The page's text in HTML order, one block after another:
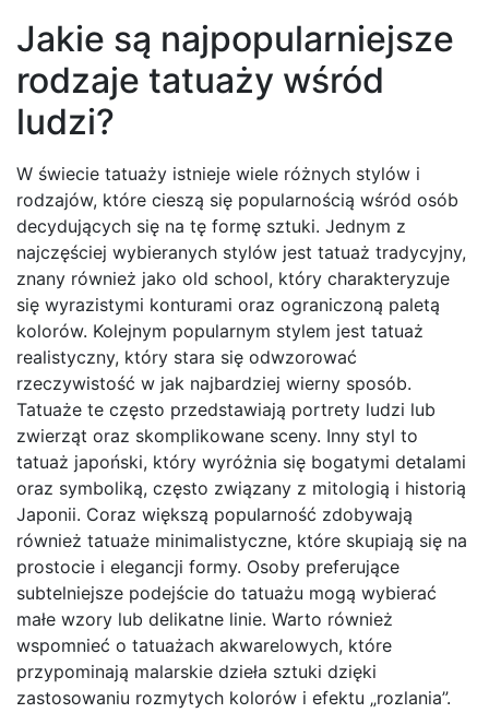
Jakie są najpopularniejsze
rodzaje tatuaży wśród
ludzi?
W świecie tatuaży istnieje wiele różnych stylów i
rodzajów, które cieszą się popularnością wśród osób
decydujących się na tę formę sztuki. Jednym z
najczęściej wybieranych stylów jest tatuaż tradycyjny,
znany również jako old school, który charakteryzuje
się wyrazistymi konturami oraz ograniczoną paletą
kolorów. Kolejnym popularnym stylem jest tatuaż
realistyczny, który stara się odwzorować
rzeczywistość w jak najbardziej wierny sposób.
Tatuaże te często przedstawiają portrety ludzi lub
zwierząt oraz skomplikowane sceny. Inny styl to
tatuaż japoński, który wyróżnia się bogatymi detalami
oraz symboliką, często związany z mitologią i historią
Japonii. Coraz większą popularność zdobywają
również tatuaże minimalistyczne, które skupiają się na
prostocie i elegancji formy. Osoby preferujące
subtelniejsze podejście do tatuażu mogą wybierać
małe wzory lub delikatne linie. Warto również
wspomnieć o tatuażach akwarelowych, które
przypominają malarskie dzieła sztuki dzięki
zastosowaniu rozmytych kolorów i efektu „rozlania”.